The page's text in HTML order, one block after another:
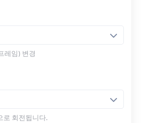
레임) 변경
로 회전됩니다.